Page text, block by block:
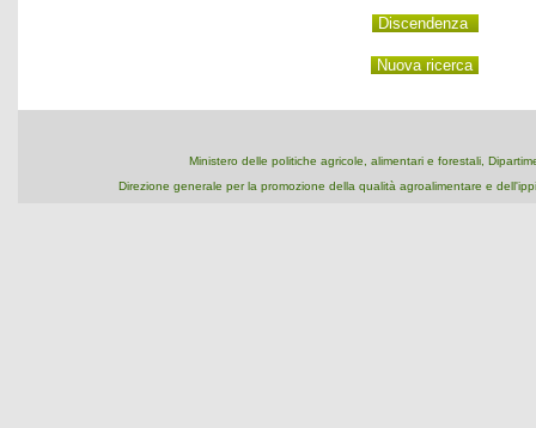
Ministero delle politiche agricole, alimentari e forestali,
Direzione generale per la promozione della qualità agroalimentare e